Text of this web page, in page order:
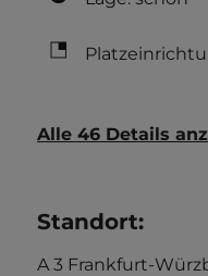
Alle 46 Details
Standort:
A 3 Frankfurt-